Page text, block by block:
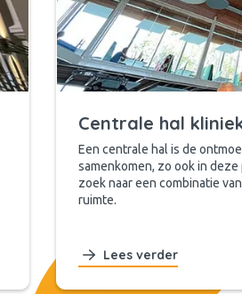
Centrale hal
Een centrale hal is de
samenkomen, zo ook in
zoek naar een combinatie
ruimte.
Lees verder